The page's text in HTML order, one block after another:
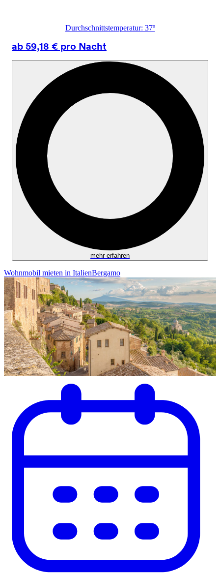
Durchschnittstemperatur: 37º
ab 59,18 € pro Nacht
mehr erfahren
Wohnmobil mieten in ItalienBergamo